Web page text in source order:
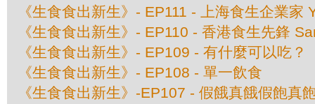
《生食食出新生》- EP111 - 上海食生企業家
《生食食出新生》- EP110 - 香港食生先鋒
《生食食出新生》- EP109 - 有什麼可以吃？
《生食食出新生》- EP108 - 單一飲食
《生食食出新生》-EP107 - 假餓真餓假飽真